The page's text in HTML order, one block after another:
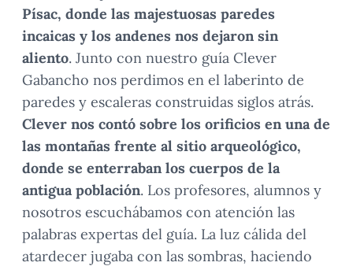
Písac, donde las majestuosas paredes
incaicas y los andenes nos dejaron sin
aliento. Junto con nuestro guía Clever
Gabancho nos perdimos en el laberinto de
paredes y escaleras construidas siglos atrás.
Clever nos contó sobre los orificios en una de
las montañas frente al sitio arqueológico,
donde se enterraban los cuerpos de la
antigua población. Los profesores, alumnos y
nosotros escuchábamos con atención las
palabras expertas del guía. La luz cálida del
atardecer jugaba con las sombras, haciendo